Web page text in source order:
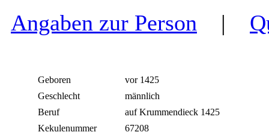
Angaben zur Person |
Geboren
vor 1425
Geschlecht
männlich
Beruf
auf Krummendieck 1425
Kekulenummer
67208